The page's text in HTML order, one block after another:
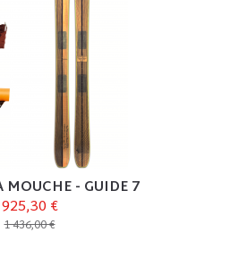
MOUCHE - GUIDE 7
925,30 €
1 436,00 €